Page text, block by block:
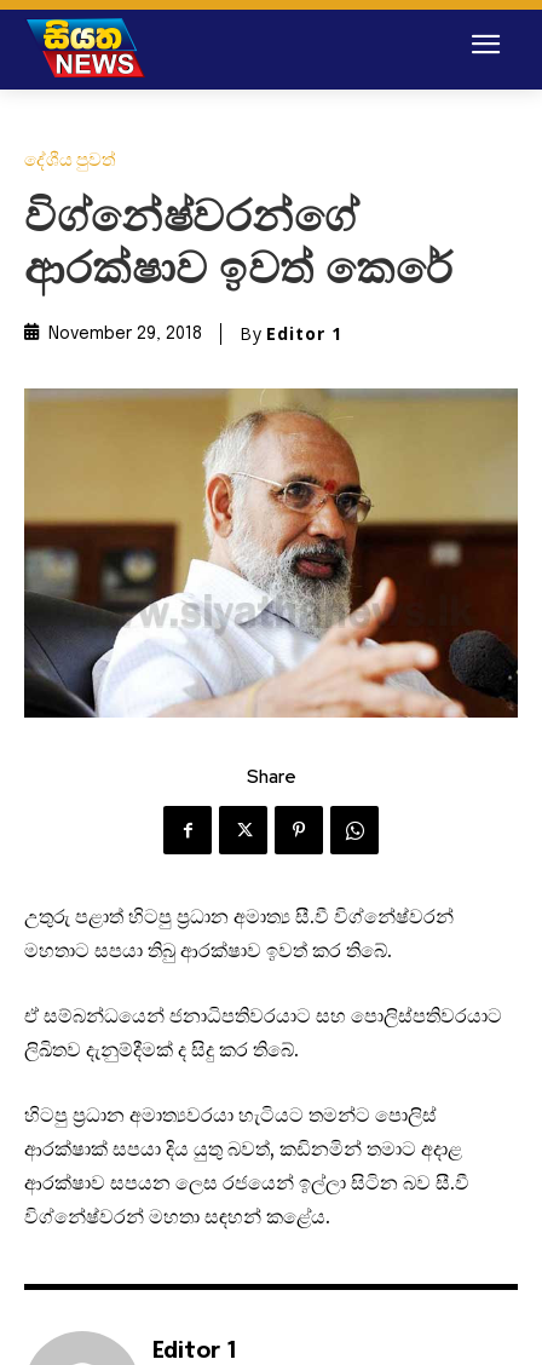
දේශීය පුවත්
විග්නේෂ්වරන්ගේ
ආරක්ෂාව ඉවත් කෙරේ
November 29, 2018 By Editor 1
Share
උතුරු පළාත් හිටපු ප්‍රධාන අමාත්‍ය සී.වී විග්නේෂ්වරන්
මහතාට සපයා තිබු ආරක්ෂාව ඉවත් කර තිබේ.
ඒ සම්බන්ධයෙන් ජනාධිපතිවරයාට සහ පොලිස්පතිවරයාට
ලිඛිතව දැනුම්දීමක් ද සිදු කර තිබේ.
හිටපු ප්‍රධාන අමාත්‍යවරයා හැටියට තමන්ට පොලිස්
ආරක්ෂාක් සපයා දිය යුතු බවත්, කඩිනමින් තමාට අදාළ
ආරක්ෂාව සපයන ලෙස රජයෙන් ඉල්ලා සිටින බව සී.වී
විග්නේෂ්වරන් මහතා සඳහන් කළේය.
Editor 1